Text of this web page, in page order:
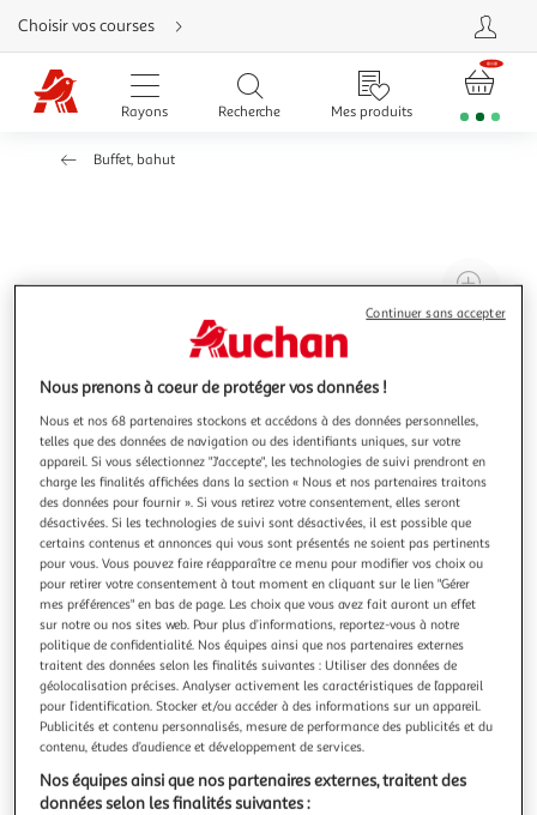
Aller
directement
au
contenu
Aller
directement
Aller
la
Choisir vos courses
Rayons Recherche Mes produits
Buffet, bahut
Illustration
précédente
Illustration
suivante
LISA DESIGN
Amaury - buffet bas - blanc - plateau effet marbre -
208 cm
Caractéristiques techniques :Origine : ItalieGarantie : 2
ansCouleur : BlancType de buffet : BasSystème d'ouverture
Push : OuiEquipement : Notice de montage et
visserieNombre d'étagères : 2Nombre de portes : 4Matière
En savoir +
Nous prenons à coeur de protéger vos données !
Nous et nos 68 partenaires stockons et accédons à des données personnelles,
telles que des données de navigation ou des identifiants uniques, sur votre
appareil. Si vous sélectionnez "J'accepte", les technologies de suivi prendront en
charge les finalités affichées dans la section « Nous et nos partenaires traitons
des données pour fournir ». Si vous retirez votre consentement, elles seront
désactivées. Si les technologies de suivi sont désactivées, il est possible que
certains contenus et annonces qui vous sont présentés ne soient pas pertinents
pour vous. Vous pouvez faire réapparaître ce menu pour modifier vos choix ou
pour retirer votre consentement à tout moment en cliquant sur le lien "Gérer
mes préférences" en bas de page. Les choix que vous avez fait auront un effet
sur notre ou nos sites web. Pour plus d’informations, reportez-vous à notre
politique de confidentialité. Nos équipes ainsi que nos partenaires externes
traitent des données selon les finalités suivantes : Utiliser des données de
géolocalisation précises. Analyser activement les caractéristiques de l’appareil
pour l’identification. Stocker et/ou accéder à des informations sur un appareil.
Publicités et contenu personnalisés, mesure de performance des publicités et du
contenu, études d’audience et développement de services.
Nos équipes ainsi que nos partenaires externes, traitent des
données selon les finalités suivantes :
Continuer sans accepter